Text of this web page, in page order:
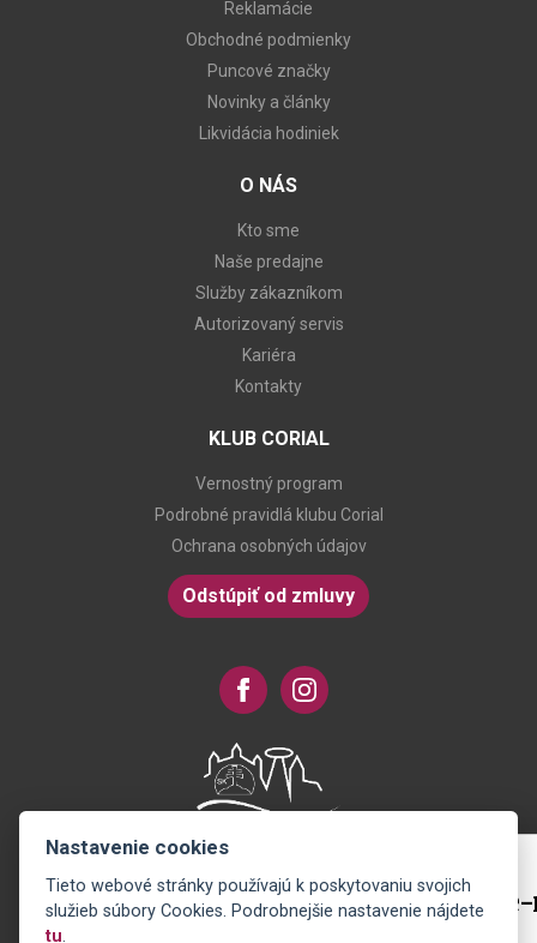
Novinky na Váš e-mail
Reklamácie
Obchodné podmienky
Puncové značky
Novinky a články
Likvidácia hodiniek
O NÁS
Kto sme
Naše predajne
Služby zákazníkom
Autorizovaný servis
Kariéra
Kontakty
KLUB CORIAL
Vernostný program
Podrobné pravidlá klubu Corial
Ochrana osobných údajov
Odstúpiť od zmluvy
Nastavenie cookies
Tieto webové stránky používajú k poskytovaniu svojich
služieb súbory Cookies. Podrobnejšie nastavenie nájdete
tu.